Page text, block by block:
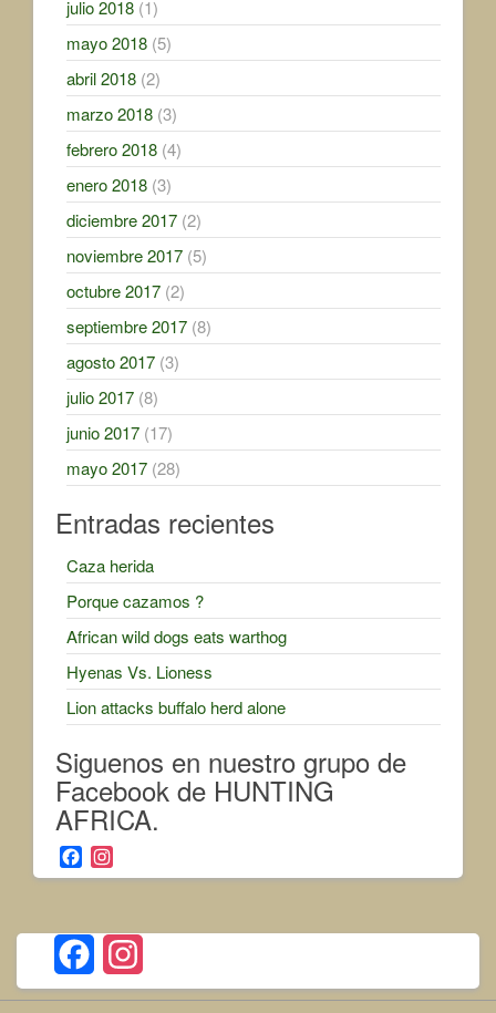
julio 2018 (1)
mayo 2018 (5)
abril 2018 (2)
marzo 2018 (3)
febrero 2018 (4)
enero 2018 (3)
diciembre 2017 (2)
noviembre 2017 (5)
octubre 2017 (2)
septiembre 2017 (8)
agosto 2017 (3)
julio 2017 (8)
junio 2017 (17)
mayo 2017 (28)
Entradas recientes
Caza herida
Porque cazamos ?
African wild dogs eats warthog
Hyenas Vs. Lioness
Lion attacks buffalo herd alone
Siguenos en nuestro grupo de
Facebook de HUNTING
AFRICA.
F
a
b
o
o
n
a
g
r
a
n